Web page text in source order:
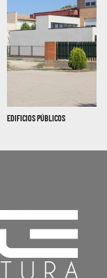
EDIFICIOS PÚBLICOS